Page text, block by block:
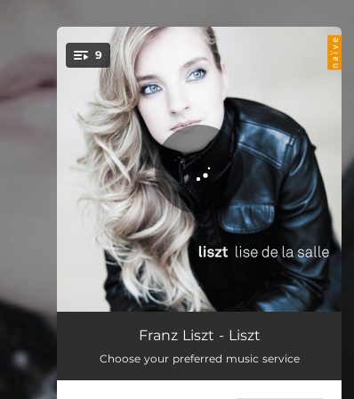
You're all set!
9
Lacrymosa (After Mozart) 05:06
Franz Liszt - Liszt
Choose your preferred music service